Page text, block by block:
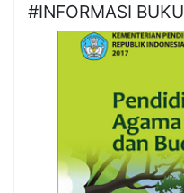
#INFORMASI BUKU